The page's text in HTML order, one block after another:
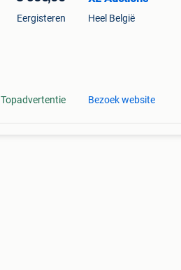
Eergisteren
Topadvertentie
Heel België
Bezoek website